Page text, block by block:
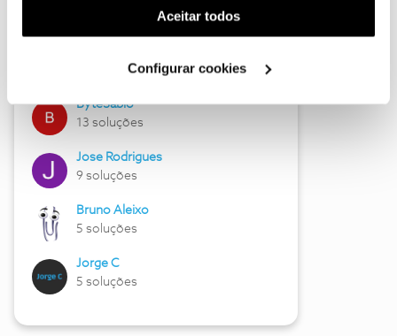
(cookies de publicidade personalizada). Pode gerir a
utilização dos cookies clicando em "Configurar
Aceitar todos
Configurar cookies
Hall of Fame de julho
17 soluções
ByteSábio
13 soluções
Jose Rodrigues
9 soluções
Bruno Aleixo
5 soluções
Jorge C
5 soluções